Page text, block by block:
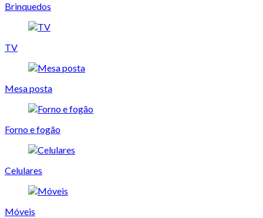
Brinquedos
TV
Mesa posta
Forno e fogão
Celulares
Móveis